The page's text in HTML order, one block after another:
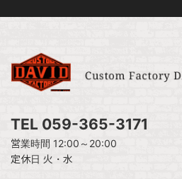
報は、正確な状態に保ち、不正アク
び漏洩等を防止するための措置を講
個人情報の処理を伴う業務を外部か
法令及びその他の規範について
当社は、個人情報の保護に関係する日本
TEL 059-365-3171
営業時間 12:00～20:00
定休日 火・水